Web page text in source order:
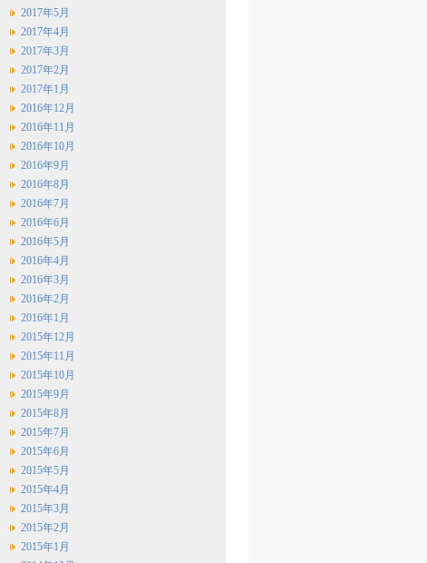
2017年5月
2017年4月
2017年3月
2017年2月
2017年1月
2016年12月
2016年11月
2016年10月
2016年9月
2016年8月
2016年7月
2016年6月
2016年5月
2016年4月
2016年3月
2016年2月
2016年1月
2015年12月
2015年11月
2015年10月
2015年9月
2015年8月
2015年7月
2015年6月
2015年5月
2015年4月
2015年3月
2015年2月
2015年1月